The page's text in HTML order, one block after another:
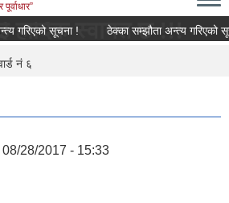
स्वागत छ !!!
गरिएको सूचना ! ठेक्का सम्झौता अन्त्य गरिएको
नं ६
08/28/2017 - 15:33